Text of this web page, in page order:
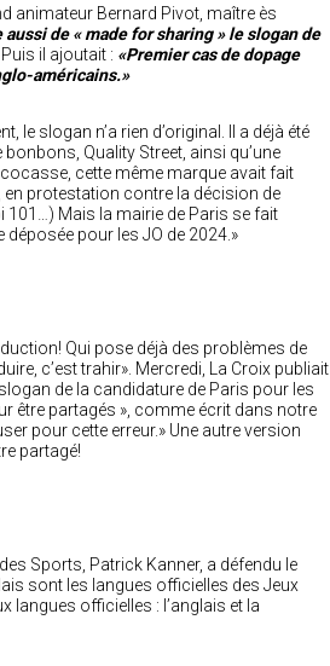
animateur Bernard Pivot, maître ès
de « made for sharing » le slogan de
il ajoutait : «Premier cas de dopage
américains.»
le slogan n’a rien d’original. Il a déjà été
Quality Street, ainsi qu’une
cette même marque avait fait
en protestation contre la décision de
101…) Mais la mairie de Paris se fait
déposée pour les JO de 2024.»
Qui pose déjà des problèmes de
c’est trahir». Mercredi, La Croix publiait
de la candidature de Paris pour les
être partagés », comme écrit dans notre
pour cette erreur.» Une autre version
partagé!
Sports, Patrick Kanner, a défendu le
sont les langues officielles des Jeux
langues officielles : l’anglais et la